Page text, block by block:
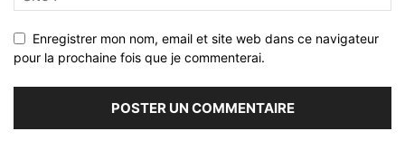
Enregistrer mon nom, email et site web dans ce navigateur
pour la prochaine fois que je commenterai.